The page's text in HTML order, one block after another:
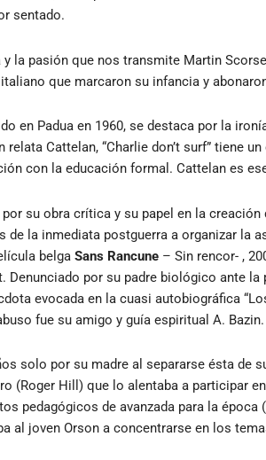
sentado.
la pasión que nos transmite Martin
que marcaron su infancia y
en Padua en 1960, se destaca por la
Cattelan, “Charlie don’t surf” tiene
con la educación formal. Cattelan es
su obra crítica y su papel en la creación
de la inmediata postguerra a organizar la
belga Sans Rancune – Sin rencor- ,
Denunciado por su padre biológico ante la
evocada en la cuasi autobiográfica
fue su amigo y guía espiritual A. Bazin.
solo por su madre al separarse ésta de
(Roger Hill) que lo alentaba a participar
pedagógicos de avanzada para la época
al joven Orson a concentrarse en los